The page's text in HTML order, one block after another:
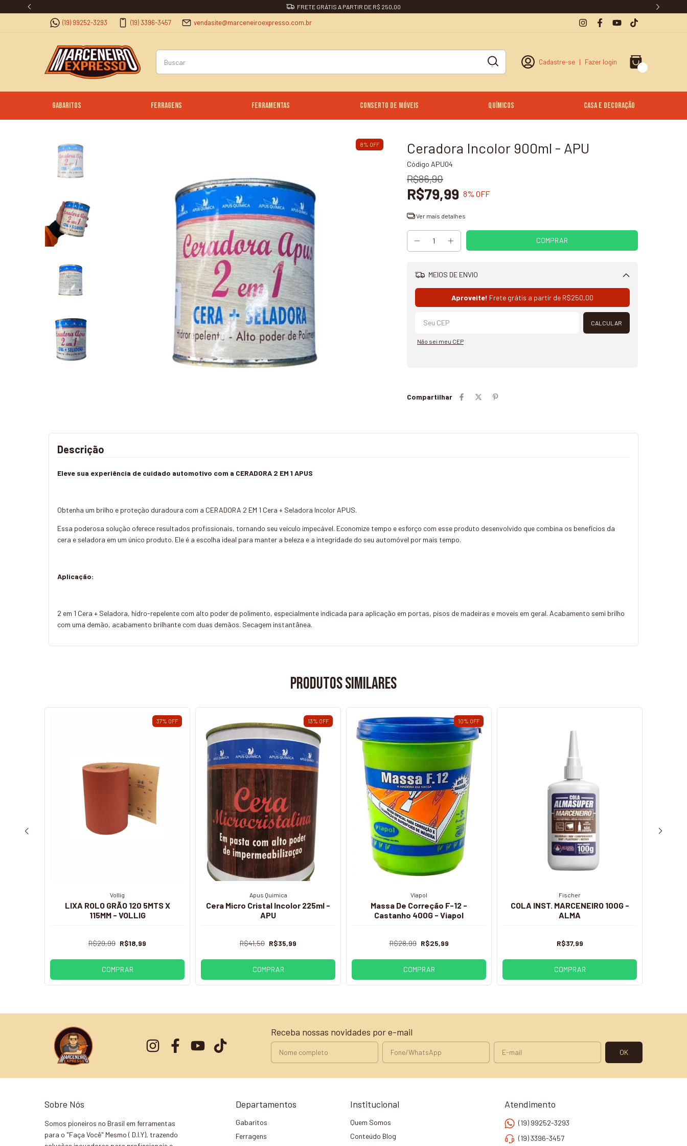
(19) 99252-3293 (19) 3396-3457 vendasite@marceneiroexpresso.com.br
Cadastre-se | Fazer login
Gabaritos Ferragens Ferramentas Conserto de Móveis Químicos Casa e Decoração
8% OFF Ceradora Incolor 900ml - APU
Código APU04
R$86,90
R$79,99 8% OFF
Ver mais detalhes
MEIOS DE ENVIO
Aproveite! Frete grátis a partir de R$250,00
CALCULAR
Não sei meu CEP
Compartilhar
Descrição
Eleve sua experiência de cuidado automotivo com a CERADORA 2 EM 1 APUS
Obtenha um brilho e proteção duradoura com a CERADORA 2 EM 1 Cera + Seladora Incolor APUS.
Essa poderosa solução oferece resultados profissionais, tornando seu veículo impecável. Economize tempo e esforço com esse produto desenvolvido que combina os benefícios da
cera e seladora em um único produto. Ele é a escolha ideal para manter a beleza e a integridade do seu automóvel por mais tempo.
Aplicação:
2 em 1 Cera + Seladora, hidro-repelente com alto poder de polimento, especialmente indicada para aplicação em portas, pisos de madeiras e moveis em geral. Acabamento semi brilho
com uma demão, acabamento brilhante com duas demãos. Secagem instantânea.
Produtos similares
37% OFF
Vollig
LIXA ROLO GRÃO 120 5MTS X
115MM - VOLLIG
R$29,99 R$18,99
COMPRAR
13% OFF
Apus Quimica
Cera Micro Cristal Incolor 225ml -
APU
R$41,50 R$35,99
COMPRAR
10% OFF
Viapol
Massa De Correção F-12 -
Castanho 400G - Viapol
R$28,99 R$25,99
COMPRAR
Fischer
COLA INST. MARCENEIRO 100G -
ALMA
R$37,99
COMPRAR
Receba nossas novidades por e-mail
Sobre Nós
Somos pioneiros no Brasil em ferramentas
para o "Faça Você" Mesmo ( D.I.Y), trazendo
Departamentos
Gabaritos
Ferragens
Institucional
Quem Somos
Conteúdo Blog
Atendimento
(19) 99252-3293
(19) 3396-3457